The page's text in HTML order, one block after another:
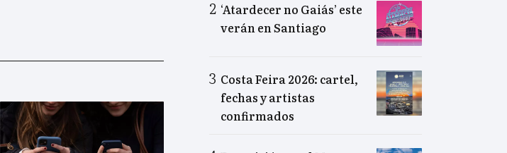
‘Atardecer no Gaiás’ este
verán en Santiago
Costa Feira 2026: cartel,
fechas y artistas
confirmados